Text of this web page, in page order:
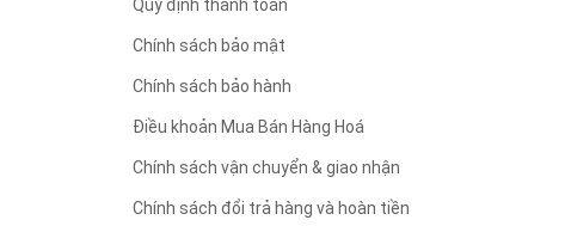
Quy định thanh toán
Chính sách bảo mật
Chính sách bảo hành
Điều khoản Mua Bán Hàng Hoá
Chính sách vận chuyển & giao nhận
Chính sách đổi trả hàng và hoàn tiền